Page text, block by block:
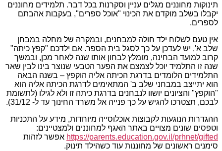
תינוקות מחוננים מגלים עניין וסקרנות בכל דבר. תלמידים מחוננים
יקבלו בשלב מוקדם את הכינוי "אוכל ספרים", בעקבות אהבתם
לספרים.
אין טעם לשלוח ילד חולה למבחנים, ובמקרה של מחלה במבחן
שלב א', יש לעדכן על כך לסגל בית הספר. אם ילדכם "קפץ כיתה"
קרוב למועד הבחינה, מומלץ לבחון אותו שנה לאחר מכן, ובמשך
שנה זו התלמיד יוכל לצמצם את הפער הטבעי שנוצר בינו לבין שאר
התלמידים הלומדים בדרגת הכיתה אליה הוקפץ – בשנה הבאה
הוא יתייצב במבחני שלב ב' המתאימים לדרגת הכיתה אליה הוא
"הוקפץ" והציונים יושוו לנבחנים בדרגת כיתה זו ולא לגילו (לתשומת
לבכם, תצטרכו להגיש על כך פנייה אל משרד החינוך עד ל- 31/12).
ההגדרות הנוגעות לקבוצות אוכלוסייה מיוחדות, מידע על התכניות
וטפסים שונים מצויים באתר האגף למחוננים ולמצטיינים:
https://parents.education.gov.il/prhnet/gifted אפשר לזהות
סימנים ראשונים של מחוננות עוד כשהילד תינוק.